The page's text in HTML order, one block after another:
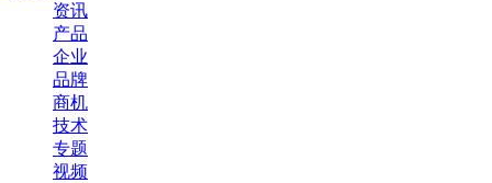
资讯
产品
企业
品牌
商机
技术
专题
视频